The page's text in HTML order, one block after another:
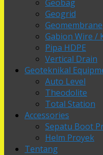
Geobag
Geogrid
Geomembrane
Gabion Wire /
Pipa HDPE
Vertical Drain
Geoteknikal
Auto Level
Theodolite
Total Station
Accessories
Sepatu Boot
Helm Proyek
Tentang